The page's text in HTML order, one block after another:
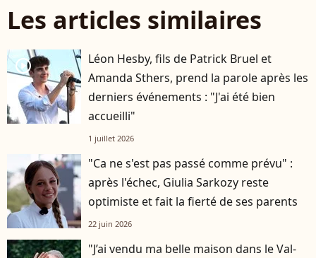
Les articles similaires
player2
Léon Hesby, fils de Patrick Bruel et
Amanda Sthers, prend la parole après les
derniers événements : "J'ai été bien
accueilli"
1 juillet 2026
"Ca ne s'est pas passé comme prévu" :
après l'échec, Giulia Sarkozy reste
optimiste et fait la fierté de ses parents
22 juin 2026
"J’ai vendu ma belle maison dans le Val-